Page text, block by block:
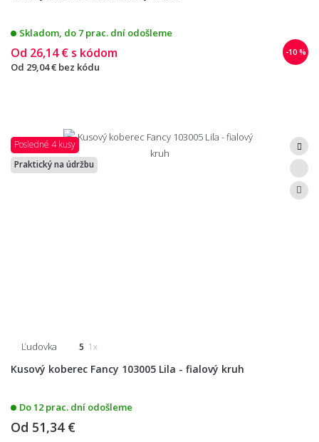
Skladom, do 7 prac. dní odošleme
-10 %
Od 26,14 € s kódom
Od 29,04 € bez kódu
Posledné 4 kusy
Praktický na údržbu
Ľudovka 5 1x
Kusový koberec Fancy 103005 Lila - fialový kruh
Do 12 prac. dní odošleme
Od 51,34 €